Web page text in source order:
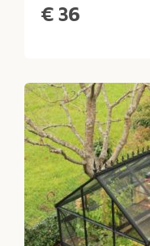
€ 36